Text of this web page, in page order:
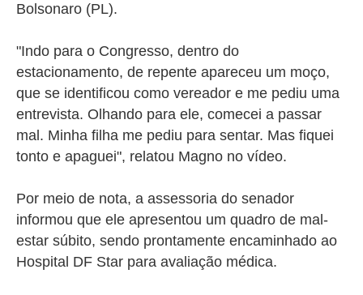
Bolsonaro (PL).
"Indo para o Congresso, dentro do
estacionamento, de repente apareceu um moço,
que se identificou como vereador e me pediu uma
entrevista. Olhando para ele, comecei a passar
mal. Minha filha me pediu para sentar. Mas fiquei
tonto e apaguei", relatou Magno no vídeo.
Por meio de nota, a assessoria do senador
informou que ele apresentou um quadro de mal-
estar súbito, sendo prontamente encaminhado ao
Hospital DF Star para avaliação médica.